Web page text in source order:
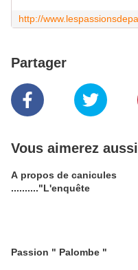
Partager
Vous aimerez aussi
A propos de canicules
.........."L'enquête
Passion " Palombe "